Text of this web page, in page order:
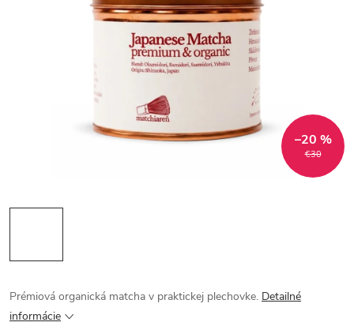
€30
–20 %
Prémiová organická matcha v praktickej plechovke. Detailné
informácie